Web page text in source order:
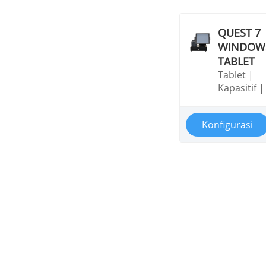
QUEST 7
TABLET
Tablet |
Kapasitif |
10
Konfigurasi